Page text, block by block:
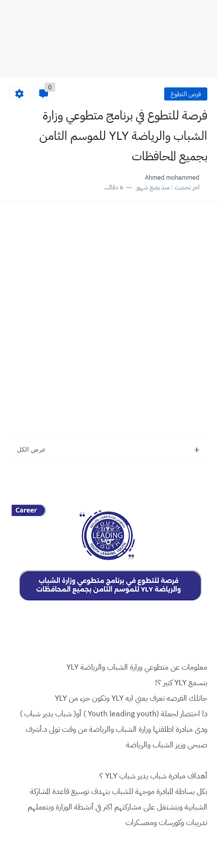
فرص التطوع
0
فرصة للتطوع في برنامج متطوعي وزارة
الشباب والرياضة YLY للموسم الثامن
بجميع المحافظات
Ahmed mohammed
اخر تحديث :منذ بضع شهور 6 دقائق للقراءة
معلومات عن متطوعي وزارة الشباب والرياضة YLY
بنسمع YLY كتير ؟!
جاتلك الفرصه تعرف يعني ايه YLY وتكون جزء من YLY
دا اختصار لجملة (Youth leading youth ) أو( شباب يدير شباب )
ودى مبادرة اطلقتها وزارة الشباب والرياضة من وقت تولى د.أشرف
صبحى وزير الشباب والرياضة
أهداف مبادرة شباب يدير شباب YLY ؟
بكل بساطة المبادرة موجهة للشباب بتهدف توسيع قاعدة المشاركة
الشبابية وبتشتغل على مشاركتهم اكتر في أنشطة الوزارة وبتعملهم
تدريبات وكورسات ومعسكرات